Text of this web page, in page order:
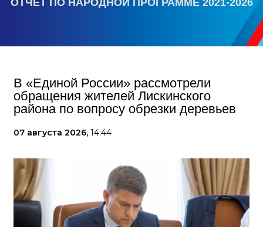
ОТЧЕТ ПО НАРОДНОЙ ПРОГРАММЕ 2021-2026
В «Единой России» рассмотрели
обращения жителей Лискинского
района по вопросу обрезки деревьев
07 августа 2026, 14:44